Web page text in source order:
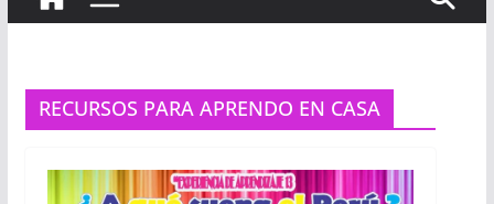
RECURSOS PARA APRENDO EN CASA